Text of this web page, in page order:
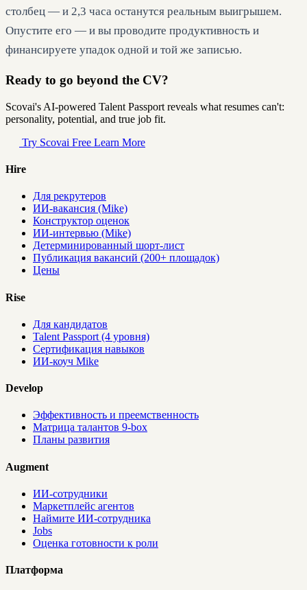
столбец — и 2,3 часа останутся реальным выигрышем.
Опустите его — и вы проводите продуктивность и
финансируете упадок одной и той же записью.
Ready to go beyond the CV?
Scovai's AI-powered Talent Passport reveals what resumes can't:
personality, potential, and true job fit.
Try Scovai Free Learn More
Hire
Для рекрутеров
ИИ-вакансия (Mike)
Конструктор оценок
ИИ-интервью (Mike)
Детерминированный шорт-лист
Публикация вакансий (200+ площадок)
Цены
Rise
Для кандидатов
Talent Passport (4 уровня)
Сертификация навыков
ИИ-коуч Mike
Develop
Эффективность и преемственность
Матрица талантов 9-box
Планы развития
Augment
ИИ-сотрудники
Маркетплейс агентов
Наймите ИИ-сотрудника
Jobs
Оценка готовности к роли
Платформа